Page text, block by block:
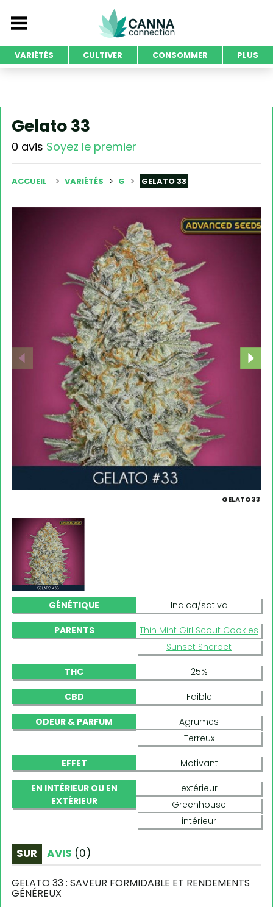
VARIÉTÉS CULTIVER CONSOMMER PLUS
Gelato 33
0 avis Soyez le premier
ACCUEIL VARIÉTÉS G GELATO 33
GELATO 33
GÉNÉTIQUE Indica/sativa
PARENTS
Thin Mint Girl Scout Cookies
Sunset Sherbet
THC 25%
CBD Faible
ODEUR & PARFUM
Agrumes
Terreux
EFFET Motivant
EN INTÉRIEUR OU EN
EXTÉRIEUR
extérieur
Greenhouse
intérieur
SUR AVIS (0)
GELATO 33 : SAVEUR FORMIDABLE ET RENDEMENTS
GÉNÉREUX